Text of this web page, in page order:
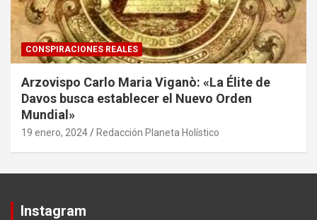
CONSPIRACIONES REALES
Arzovispo Carlo Maria Viganò: «La Élite de
Davos busca establecer el Nuevo Orden
Mundial»
19 enero, 2024 Redacción Planeta Holístico
Instagram